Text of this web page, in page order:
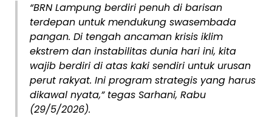
“BRN Lampung berdiri penuh di barisan
terdepan untuk mendukung swasembada
pangan. Di tengah ancaman krisis iklim
ekstrem dan instabilitas dunia hari ini, kita
wajib berdiri di atas kaki sendiri untuk urusan
perut rakyat. Ini program strategis yang harus
dikawal nyata,” tegas Sarhani, Rabu
(29/5/2026).